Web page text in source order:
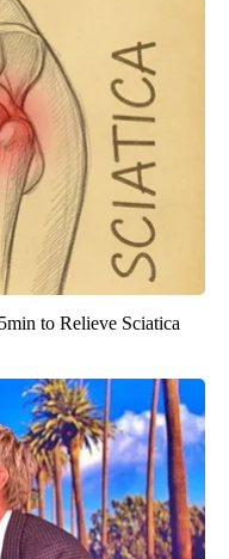
to Relieve Sciatica